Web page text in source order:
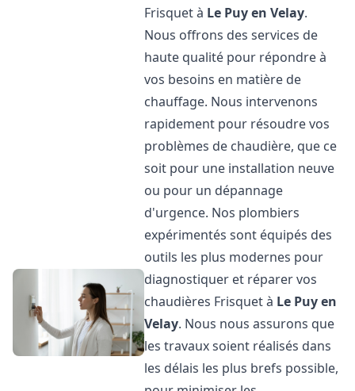
Frisquet à Le Puy en Velay.
Nous offrons des services de
haute qualité pour répondre à
vos besoins en matière de
chauffage. Nous intervenons
rapidement pour résoudre vos
problèmes de chaudière, que ce
soit pour une installation neuve
ou pour un dépannage
d'urgence. Nos plombiers
expérimentés sont équipés des
outils les plus modernes pour
diagnostiquer et réparer vos
chaudières Frisquet à Le Puy en
Velay. Nous nous assurons que
les travaux soient réalisés dans
les délais les plus brefs possible,